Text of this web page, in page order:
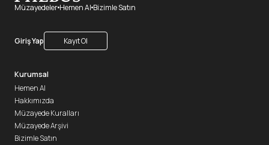
Müzayedeler Hemen Al Bizimle Satın
Giriş Yap Kayıt Ol
Kurumsal
Hemen Al
Hakkımızda
Müzayede Kuralları
Müzayede Arşivi
Bizimle Satın